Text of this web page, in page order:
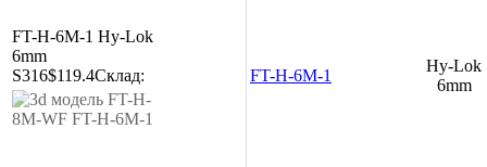
FT-H-6M-1 Hy-Lok
6mm
S316$119.4Склад: FT-H-6M-1
Hy-Lok
6mm